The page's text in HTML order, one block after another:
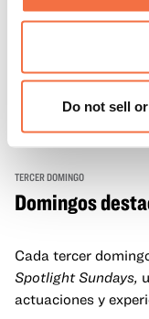
Do not sell
TERCER DOMINGO
Domingos
Cada tercer
Spotlight Sundays,
actuaciones y